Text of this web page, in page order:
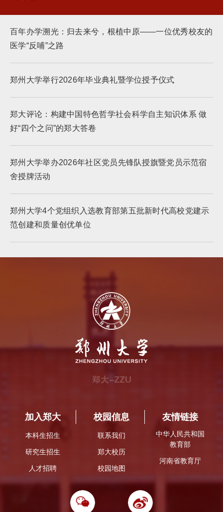
百年办学溯光：归去来兮，根植中原——一位优秀校友的
医学“反哺”之路
郑州大学举行2026年毕业典礼暨学位授予仪式
郑大评论：构建中国特色哲学社会科学自主知识体系 做
好“四个之问”的郑大答卷
郑州大学举办2026年社区党员先锋队授旗暨党员示范宿
舍授牌活动
郑州大学4个党组织入选教育部第五批新时代高校党建示
范创建和质量创优单位
加入郑大
本科生招生
研究生招生
人才招聘
校园信息
联系我们
郑大校历
校园地图
友情链接
中华人民共和国
教育部
河南省教育厅